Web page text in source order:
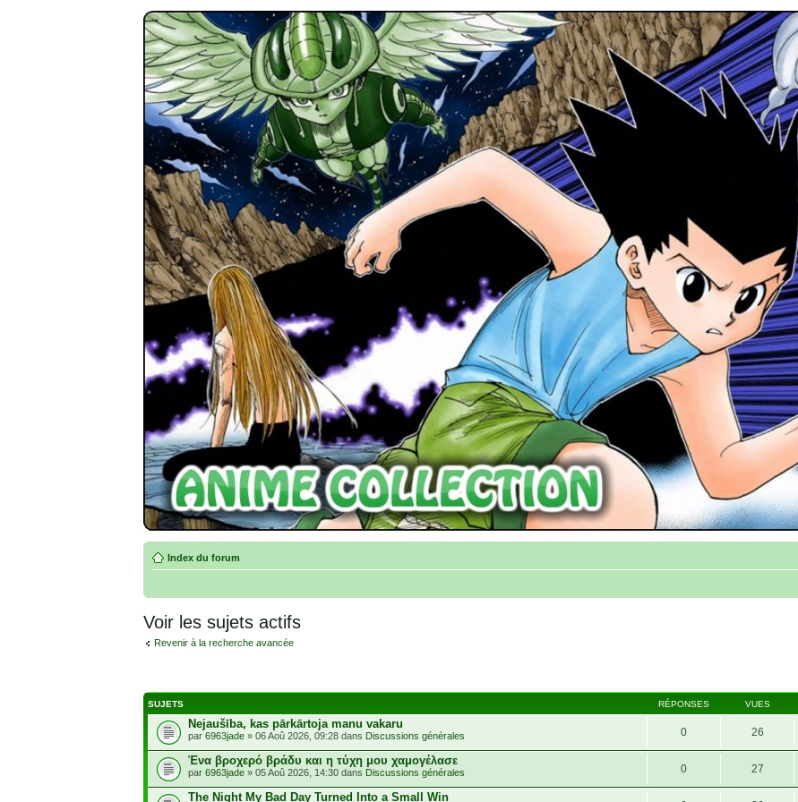
Index du forum
Voir les sujets actifs
Revenir à la recherche avancée
SUJETS RÉPONSES VUES
Nejaušība, kas pārkārtoja manu vakaru
par 6963jade » 06 Aoû 2026, 09:28 dans Discussions générales 0 26
Ένα βροχερό βράδυ και η τύχη μου χαμογέλασε
par 6963jade » 05 Aoû 2026, 14:30 dans Discussions générales 0 27
The Night My Bad Day Turned Into a Small Win